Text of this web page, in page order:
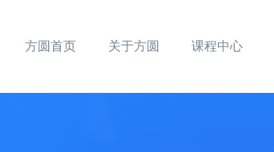
方圆首页 关于方圆 课程中心